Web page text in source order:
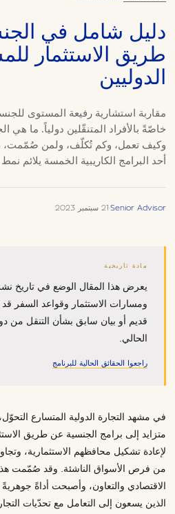
دليل شامل في
طريق الاستثمار
الدوليين
مقاربة استشارية رفيعة المستوى
خاصّةً بالأفراد المتنقّلين دولياً. ما هي
وكيف تعمل، وكم تُكلّف، ولمن صُمّمت،
أحد البرامج الكاريبية الخمسة يلائم
Senior Advisor
·21 سبتمبر 2023
مادة تاريخية
يعرض هذا المقال الوضع في تاريخ
ومسارات الاستثمار وقواعد السفر
قديم أو بيان سابق بشأن التنقل من
الحالي.
راجعوا الحقائق الحالية للبرنامج
في مشهد التجارة الدولية المتسارع
متزايد إلى برامج الجنسية عن طريق
لإعادة تشكيل محافظهم الاستثمارية،
من فرص الأسواق الناشئة. وقد صُمّمت هذه
الاقتصادي والتعاون، وأصبحت أداةً جوهريةً
الذين يسعون إلى التعامل مع تحدّيات